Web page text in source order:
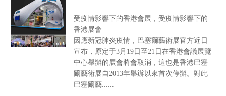
受疫情影響下的香港會展，受疫情影響下的
香港展會
因應新冠肺炎疫情，巴塞爾藝術展官方近日
宣布，原定于3月19日至21日在香港會議展覽
中心舉辦的展會將會取消，這也是香港巴塞
爾藝術展自2013年舉辦以來首次停辦。對此
巴塞爾藝......